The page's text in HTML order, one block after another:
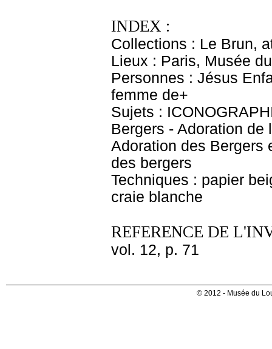
INDEX :
Collections : Le Brun,
Lieux : Paris, Musée
Personnes : Jésus
femme de+
Sujets :
Bergers - Adoration
Adoration des Bergers
des bergers
Techniques : papier
craie blanche
REFERENCE DE
vol. 12, p. 71
© 2012 - Musée du